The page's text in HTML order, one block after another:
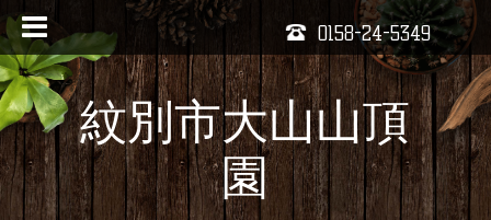
0158-24-5349
紋別市大山山頂
園